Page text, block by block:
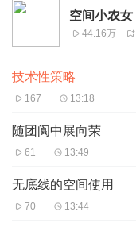
空间小农女
44.16万
技术性策略
167 13:18
随团阆中展向荣
61 13:49
无底线的空间使用
70 13:44